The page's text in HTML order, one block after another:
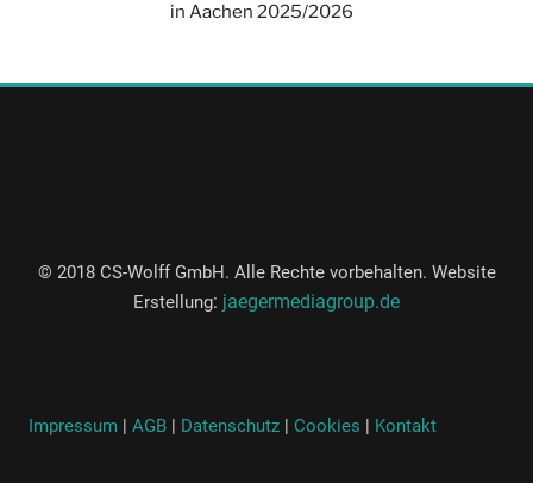
in Aachen 2025/2026
© 2018 CS-Wolff GmbH. Alle Rechte vorbehalten. Website
Erstellung: jaegermediagroup.de
Impressum | AGB| Datenschutz| Cookies | Kontakt